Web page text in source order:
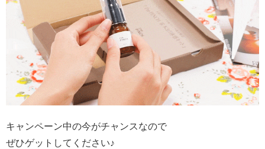
キャンペーン中の今がチャンスなので
ぜひゲットしてください♪